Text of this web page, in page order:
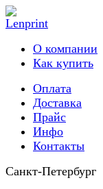
О компании
Как купить
Оплата
Доставка
Прайс
Инфо
Контакты
Санкт-Петербург